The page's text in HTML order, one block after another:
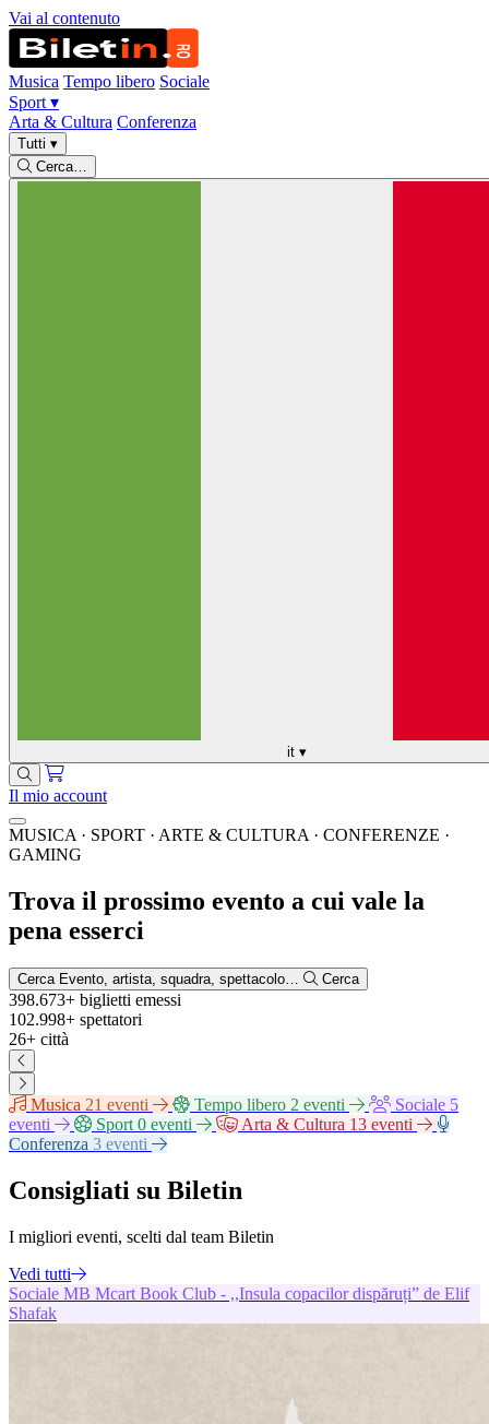
Vai al contenuto
Musica Tempo libero Sociale
Sport ▾
Arta & Cultura Conferenza
Tutti ▾
Cerca…
it ▾
Il mio account
MUSICA · SPORT · ARTE & CULTURA · CONFERENZE ·
GAMING
Trova il prossimo evento a cui vale la
pena esserci
Cerca Evento, artista, squadra, spettacolo… Cerca
398.673+ biglietti emessi
102.998+ spettatori
26+ città
Musica 21 eventi Tempo libero 2 eventi Sociale 5
eventi
Sport 0 eventi Arta & Cultura 13 eventi
Conferenza 3 eventi
Consigliati su Biletin
I migliori eventi, scelti dal team Biletin
Vedi tutti
Sociale MB Mcart Book Club - ,,Insula copacilor dispăruți” de Elif
Shafak